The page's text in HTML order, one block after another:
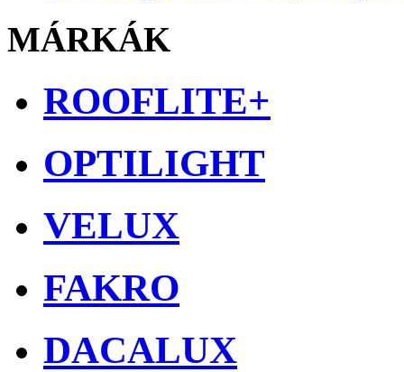
MÁRKÁK
ROOFLITE+
OPTILIGHT
VELUX
FAKRO
DACALUX